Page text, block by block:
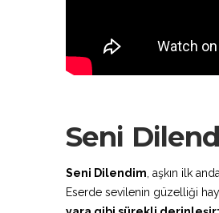
Seni
Seni Dilendim, aşkın ilk
Eserde sevilenin güzelliği